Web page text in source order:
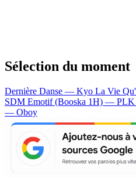
Sélection du moment
Dernière Danse — Kyo La Vie
SDM Emotif (Booska 1H) — PLK
— Oboy